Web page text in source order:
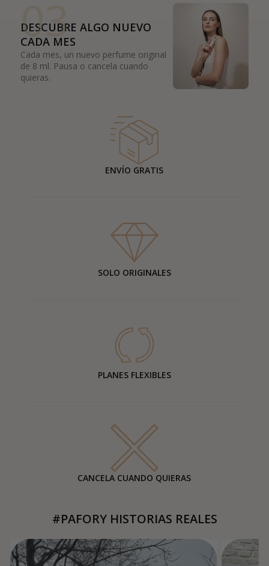
03
DESCUBRE ALGO NUEVO
CADA MES
Cada mes, un nuevo perfume original
de 8 ml. Pausa o cancela cuando
quieras.
ENVÍO GRATIS
SOLO ORIGINALES
PLANES FLEXIBLES
CANCELA CUANDO QUIERAS
#PAFORY HISTORIAS REALES